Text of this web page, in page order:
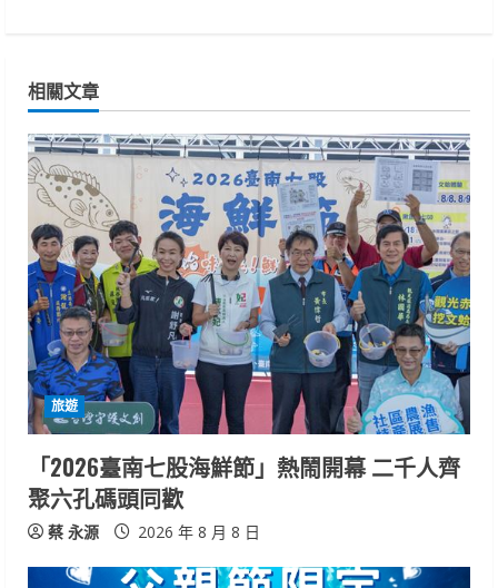
u
e
R
e
a
d
i
n
g
相關文章
旅遊
「2026臺南七股海鮮節」熱鬧開幕 二千人齊
聚六孔碼頭同歡
蔡 永源 2026 年 8 月 8 日